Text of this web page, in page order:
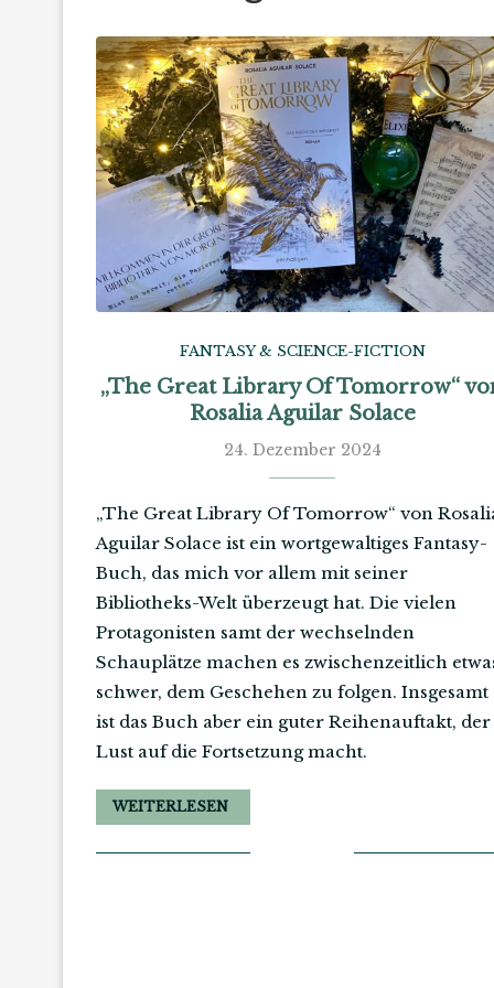
FANTASY & SCIENCE-FICTION
„The Great Library Of Tomorrow“
Rosalia Aguilar Solace
24. Dezember 2024
„The Great Library Of Tomorrow“ von
Aguilar Solace ist ein wortgewaltiges Fantasy-
Buch, das mich vor allem mit seiner
Bibliotheks-Welt überzeugt hat. Die vielen
Protagonisten samt der wechselnden
Schauplätze machen es zwischenzeitlich
schwer, dem Geschehen zu folgen. Insgesamt
ist das Buch aber ein guter Reihenauftakt, der
Lust auf die Fortsetzung macht.
WEITERLESEN